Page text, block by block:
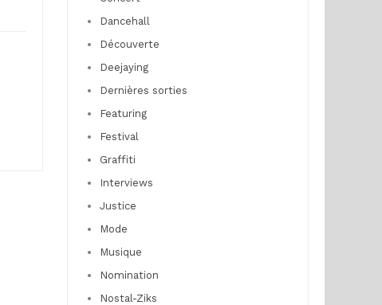
Dancehall
Découverte
Deejaying
Dernières sorties
Featuring
Festival
Graffiti
Interviews
Justice
Mode
Musique
Nomination
Nostal-Ziks